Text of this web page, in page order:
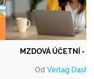
MZDOVÁ ÚČETNÍ -
Od Verlag